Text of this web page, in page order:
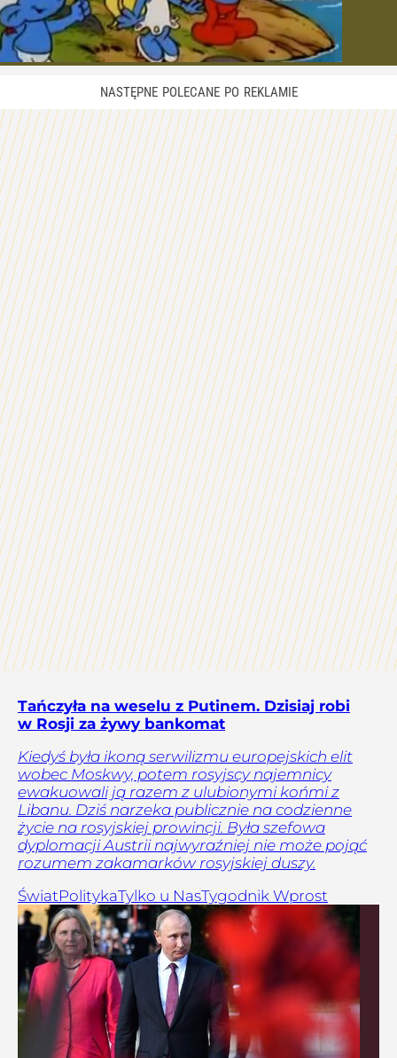
Tańczyła na weselu z Putinem. Dzisiaj robi
w Rosji za żywy bankomat
Kiedyś była ikoną serwilizmu europejskich elit
wobec Moskwy, potem rosyjscy najemnicy
ewakuowali ją razem z ulubionymi końmi z
Libanu. Dziś narzeka publicznie na codzienne
życie na rosyjskiej prowincji. Była szefowa
dyplomacji Austrii najwyraźniej nie może pojąć
rozumem zakamarków rosyjskiej duszy.
ŚwiatPolitykaTylko u NasTygodnik Wprost